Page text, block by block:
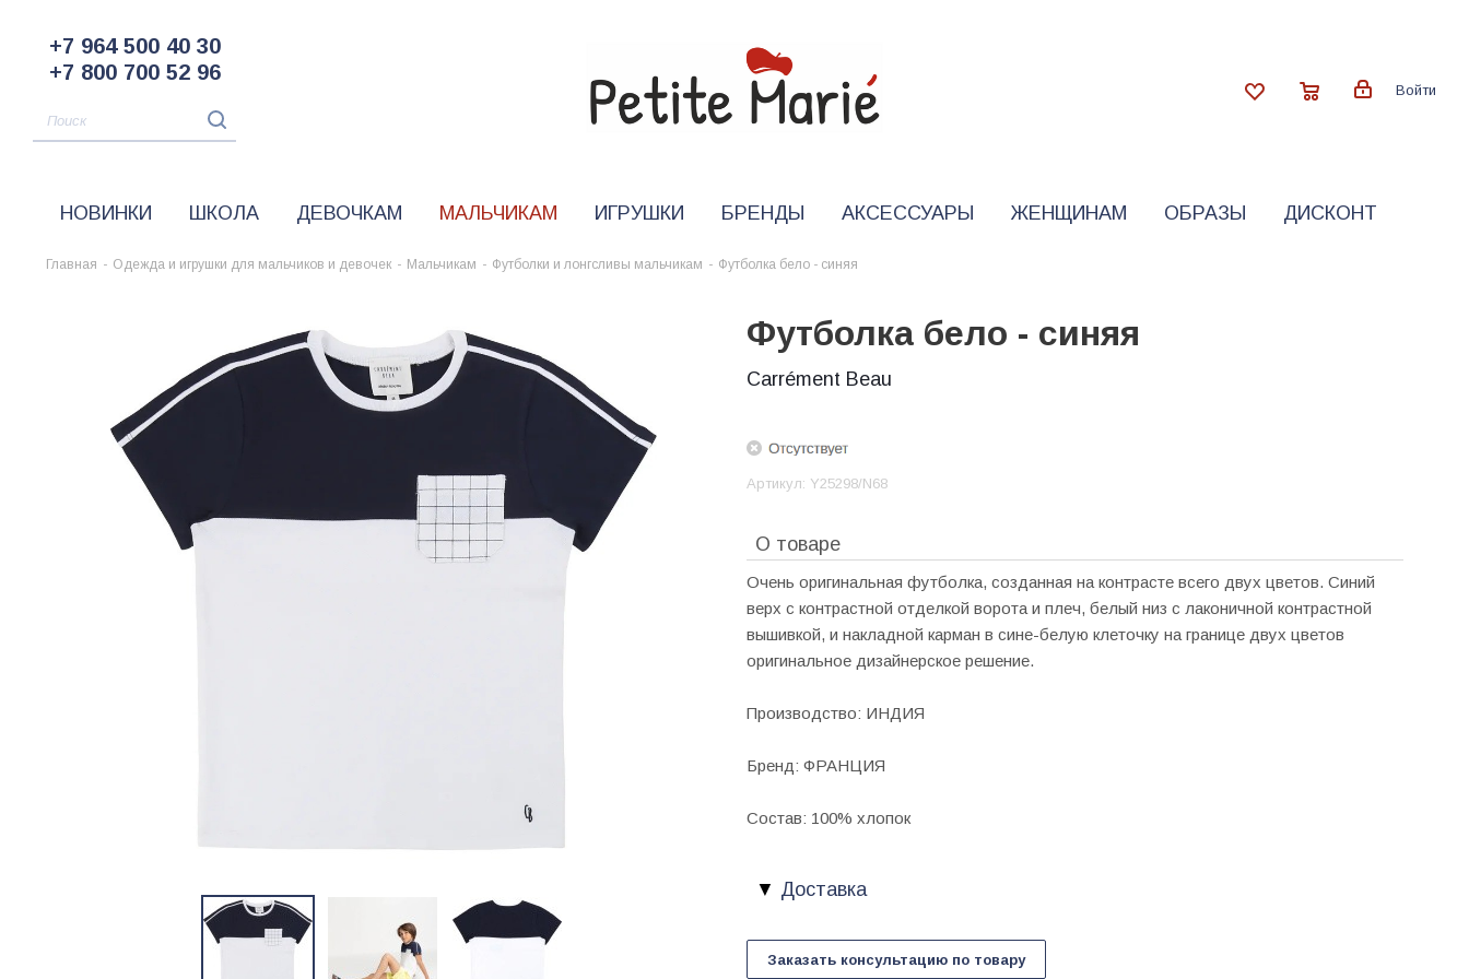
+7 964 500 40 30
+7 800 700 52 96
Войти
НОВИНКИ ШКОЛА ДЕВОЧКАМ МАЛЬЧИКАМ ИГРУШКИ БРЕНДЫ АКСЕССУАРЫ ЖЕНЩИНАМ ОБРАЗЫ ДИСКОНТ
Главная - Одежда и игрушки для мальчиков и девочек - Мальчикам - Футболки и лонгсливы мальчикам - Футболка бело - синяя
Футболка бело - синяя
Carrément Beau
Артикул: Y25298/N68
О товаре
Очень оригинальная футболка, созданная на контрасте всего двух цветов. Синий
верх с контрастной отделкой ворота и плеч, белый низ с лаконичной контрастной
вышивкой, и накладной карман в сине-белую клеточку на границе двух цветов
оригинальное дизайнерское решение.
Производство: ИНДИЯ
Бренд: ФРАНЦИЯ
Состав: 100% хлопок
Доставка
Заказать консультацию по товару